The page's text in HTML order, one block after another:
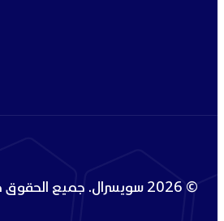
© 2026 سويسرال. جميع الحقوق محفوظة